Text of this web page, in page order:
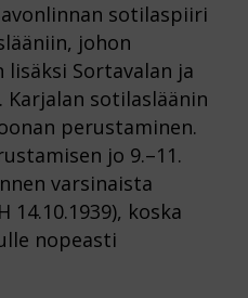
sotilaspiiri
johon
lisäksi Sortavalan ja
sotilasläänin
perustaminen.
jo 9.–11.
varsinaista
14.10.1939), koska
nopeasti